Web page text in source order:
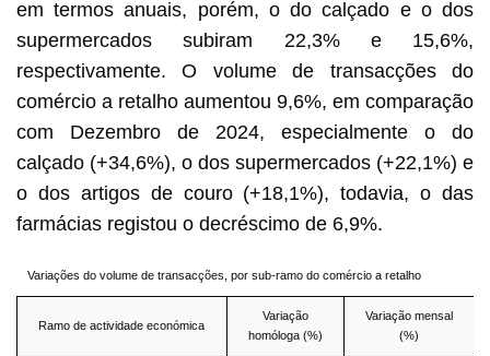
em termos anuais, porém, o do calçado e o dos
supermercados subiram 22,3% e 15,6%,
respectivamente. O volume de transacções do
comércio a retalho aumentou 9,6%, em comparação
com Dezembro de 2024, especialmente o do
calçado (+34,6%), o dos supermercados (+22,1%) e
o dos artigos de couro (+18,1%), todavia, o das
farmácias registou o decréscimo de 6,9%.
Variações do volume de transacções, por sub-ramo do comércio a retalho
Ramo de actividade económica
Variação
homóloga (%)
Variação mensal
(%)